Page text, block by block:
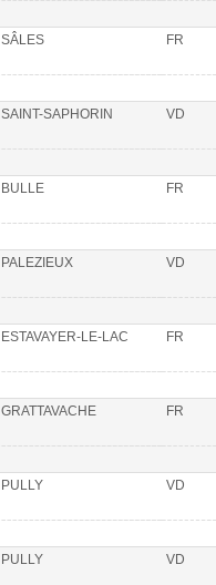
SÂLES FR
SAINT-SAPHORIN VD
BULLE FR
PALEZIEUX VD
ESTAVAYER-LE-LAC FR
GRATTAVACHE FR
PULLY VD
PULLY VD